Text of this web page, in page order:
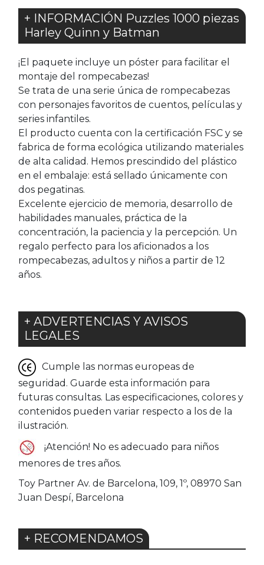
+ INFORMACIÓN Puzzles 1000 piezas
Harley Quinn y Batman
¡El paquete incluye un póster para facilitar el
montaje del rompecabezas!
Se trata de una serie única de rompecabezas
con personajes favoritos de cuentos, películas y
series infantiles.
El producto cuenta con la certificación FSC y se
fabrica de forma ecológica utilizando materiales
de alta calidad. Hemos prescindido del plástico
en el embalaje: está sellado únicamente con
dos pegatinas.
Excelente ejercicio de memoria, desarrollo de
habilidades manuales, práctica de la
concentración, la paciencia y la percepción. Un
regalo perfecto para los aficionados a los
rompecabezas, adultos y niños a partir de 12
años.
+ ADVERTENCIAS Y AVISOS
LEGALES
Cumple las normas europeas de
seguridad. Guarde esta información para
futuras consultas. Las especificaciones, colores y
contenidos pueden variar respecto a los de la
ilustración.
¡Atención! No es adecuado para niños
menores de tres años.
Toy Partner Av. de Barcelona, 109, 1º, 08970 San
Juan Despí, Barcelona
+ RECOMENDAMOS